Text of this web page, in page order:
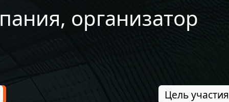
организатор
Цель участия